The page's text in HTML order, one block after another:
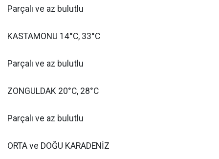
Parçalı ve az bulutlu
KASTAMONU 14°C, 33°C
Parçalı ve az bulutlu
ZONGULDAK 20°C, 28°C
Parçalı ve az bulutlu
ORTA ve DOĞU KARADENİZ